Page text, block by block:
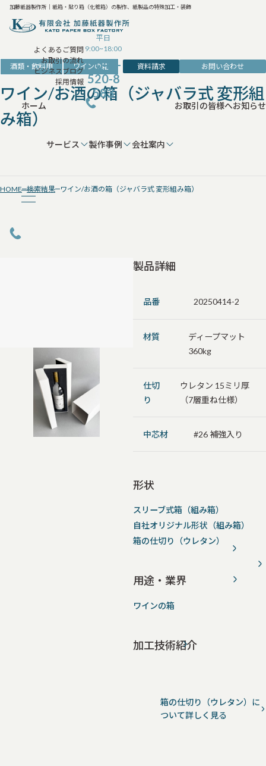
加藤紙器製作所｜紙箱・貼り箱（化粧箱）の製作、紙製品の特殊加工・装飾
よくあるご質問
お取引の流れ
ビジネスブログ
採用情報
平日
9:00~18:00
042-
520-8
583
資料請求 お問い合わせ
ホーム
サービス 製作事例 会社案内
お取引の皆様へお知らせ
酒類・飲料用 ワインの箱
ワイン/お酒の箱（ジャバラ式 変形組
み箱）
HOME 検索結果 ワイン/お酒の箱（ジャバラ式 変形組み箱）
製品詳細
品番 20250414-2
材質
ディープマット
360kg
仕切
り
ウレタン 15ミリ厚
（7層重ね仕様）
中芯材 #26 補強入り
形状
スリーブ式箱（組み箱）
自社オリジナル形状（組み箱）
箱の仕切り（ウレタン）
用途・業界
ワインの箱
加工技術紹介
箱の仕切り（ウレタン）に
ついて詳しく見る